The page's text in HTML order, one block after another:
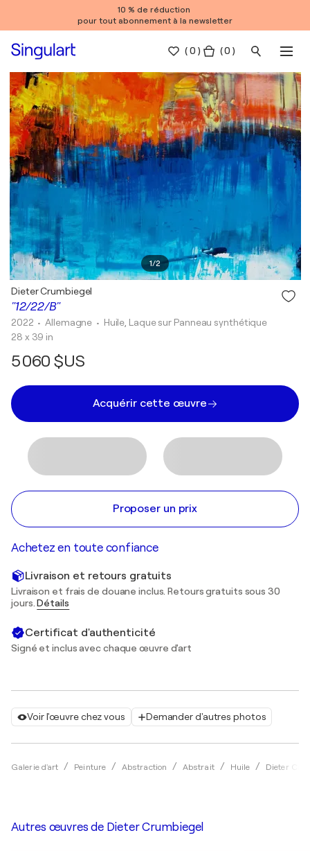
10 % de réduction
pour tout abonnement à la newsletter
(0 ) ( 0 )
1/2
Voir l'œuvre chez vous Demander d'autres photos
Galerie d'art Peinture Abstraction Abstrait Huile Dieter
"12/22/B"
Dieter Crumbiegel
2022 • Allemagne • Huile, Laque sur Panneau synthétique
28 x 39 in
5 060 $US
Acquérir cette œuvre
Proposer un prix
Achetez en toute confiance
Livraison et retours gratuits
Livraison et frais de douane inclus. Retours gratuits sous 30
jours.Détails
Certificat d'authenticité
Signé et inclus avec chaque œuvre d'art
Autres œuvres de Dieter Crumbiegel